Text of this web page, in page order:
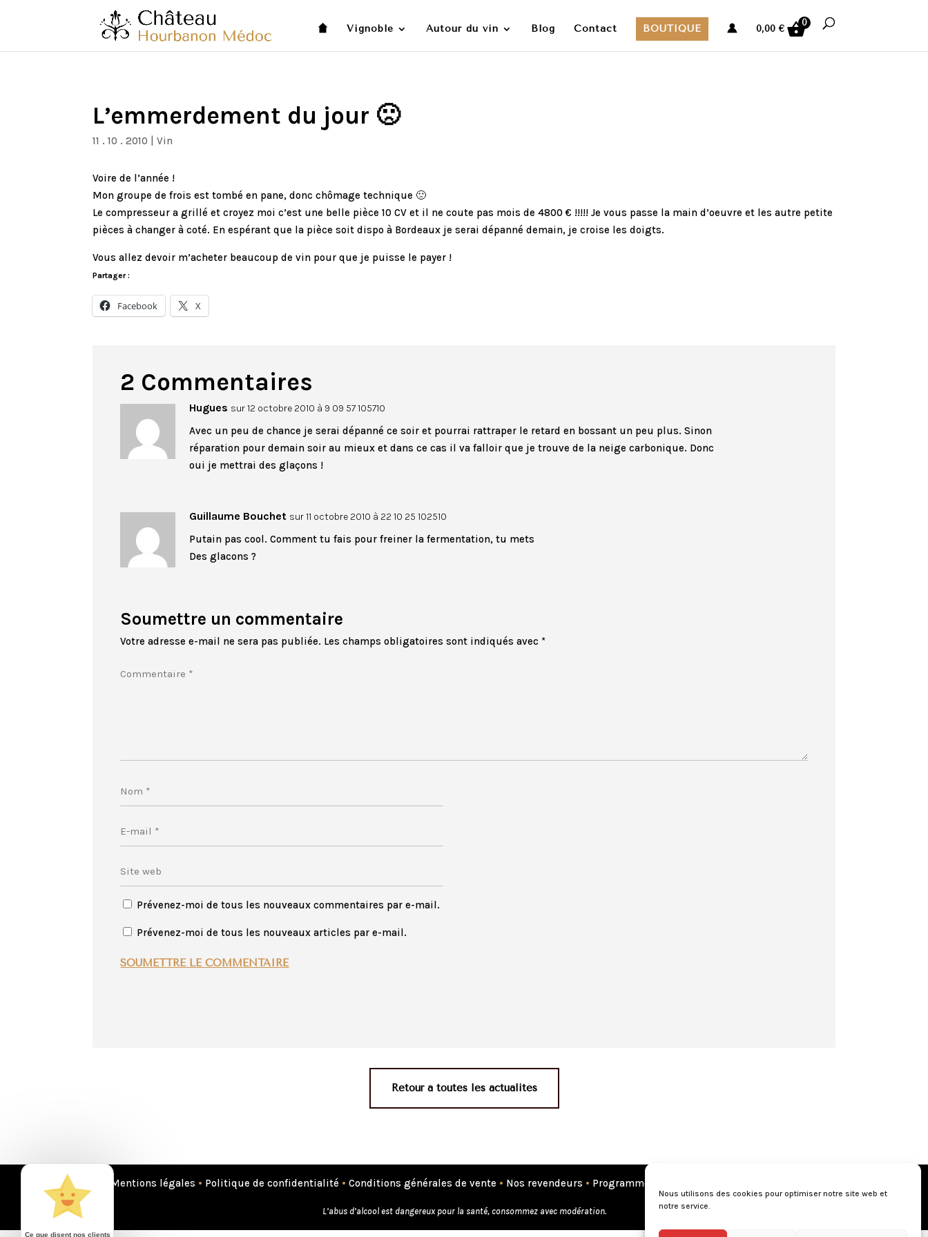
Nous utilisons des cookies pour optimiser notre site web et
notre service.
Vignoble Autour du vin Blog Contact BOUTIQUE 0,00€
0
L’emmerdement du jour 🙁
11 . 10 . 2010 |Vin
Voire de l’année !
Mon groupe de frois est tombé en pane, donc chômage technique 🙁
Le compresseur a grillé et croyez moi c’est une belle pièce 10 CV et il ne coute pas mois de 4800 € !!!!! Je vous passe la main d’oeuvre et les autre petite
pièces à changer à coté. En espérant que la pièce soit dispo à Bordeaux je serai dépanné demain, je croise les doigts.
Vous allez devoir m’acheter beaucoup de vin pour que je puisse le payer !
Partager :
Facebook X
2 Commentaires
Hugues sur 12 octobre 2010 à 9 09 57 105710
Avec un peu de chance je serai dépanné ce soir et pourrai rattraper le retard en bossant un peu plus. Sinon
réparation pour demain soir au mieux et dans ce cas il va falloir que je trouve de la neige carbonique. Donc
oui je mettrai des glaçons !
Guillaume Bouchet sur 11 octobre 2010 à 22 10 25 102510
Putain pas cool. Comment tu fais pour freiner la fermentation, tu mets
Des glacons ?
Soumettre un commentaire
Votre adresse e-mail ne sera pas publiée. Les champs obligatoires sont indiqués avec *
Prévenez-moi de tous les nouveaux commentaires par e-mail.
Prévenez-moi de tous les nouveaux articles par e-mail.
SOUMETTRE LE COMMENTAIRE
Retour à toutes les actualités
Mentions légales • Politique de confidentialité • Conditions générales de vente • Nos revendeurs • Programme de fidélité
L’abus d’alcool est dangereux pour la santé, consommez avec modération.
Ce que disent nos clients